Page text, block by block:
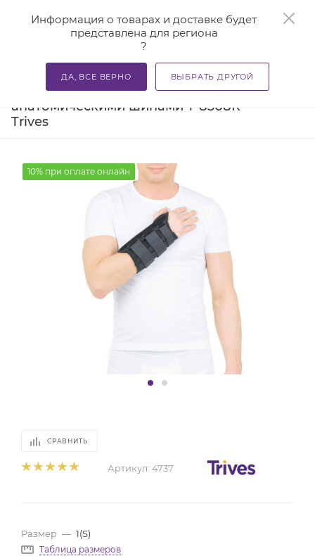
Информация о товарах и доставке будет
представлена для региона
?
ДА, ВСЕ ВЕРНО ВЫБРАТЬ ДРУГОЙ
Главная — Каталог — Бандажи и корсеты — Ортезы и
Бандаж на лучезапястный сустав с
анатомическими шинами Т-8308R
Trives
10% при оплате онлайн
СРАВНИТЬ
Артикул: 4737
Размер — 1(S)
Таблица размеров